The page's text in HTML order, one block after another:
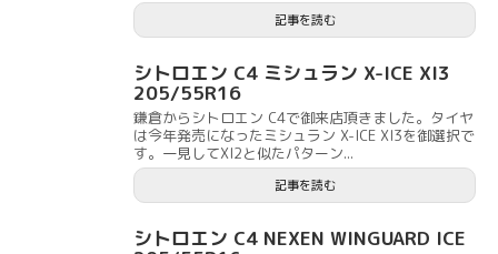
記事を読む
シトロエン C4 ミシュラン X-ICE XI3
205/55R16
鎌倉からシトロエン C4で御来店頂きました。タイヤ
は今年発売になったミシュラン X-ICE XI3を御選択で
す。一見してXI2と似たパターン...
記事を読む
シトロエン C4 NEXEN WINGUARD ICE